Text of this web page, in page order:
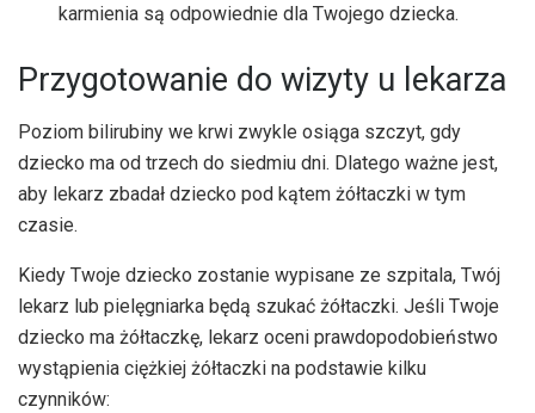
karmienia są odpowiednie dla Twojego dziecka.
Przygotowanie do wizyty u lekarza
Poziom bilirubiny we krwi zwykle osiąga szczyt, gdy
dziecko ma od trzech do siedmiu dni. Dlatego ważne jest,
aby lekarz zbadał dziecko pod kątem żółtaczki w tym
czasie.
Kiedy Twoje dziecko zostanie wypisane ze szpitala, Twój
lekarz lub pielęgniarka będą szukać żółtaczki. Jeśli Twoje
dziecko ma żółtaczkę, lekarz oceni prawdopodobieństwo
wystąpienia ciężkiej żółtaczki na podstawie kilku
czynników: